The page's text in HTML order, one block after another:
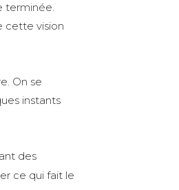
terminée.
cette vision
On se
instants
des
ce qui fait le